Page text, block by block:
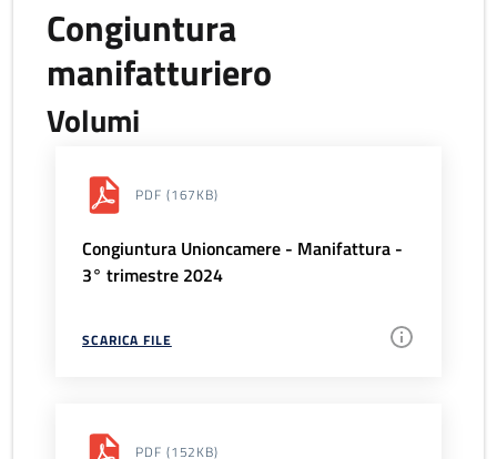
Congiuntura
manifatturiero
Volumi
PDF (167KB)
Congiuntura Unioncamere - Manifattura -
3° trimestre 2024
SCARICA FILE
PDF (152KB)